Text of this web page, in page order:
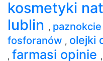
kosmetyki
lublin ,
fosforanów , olejki
, farmasi opinie ,